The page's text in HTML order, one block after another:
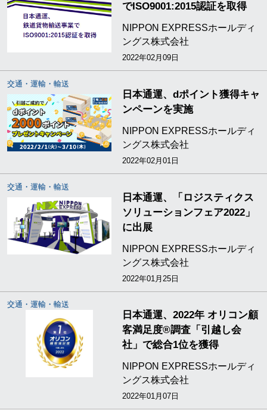
でISO9001:2015認証を取得
NIPPON EXPRESSホールディ
ングス株式会社
2022年02月09日
交通・運輸・輸送
日本通運、dポイント獲得キャ
ンペーンを実施
NIPPON EXPRESSホールディ
ングス株式会社
2022年02月01日
交通・運輸・輸送
日本通運、「ロジスティクス
ソリューションフェア2022」
に出展
NIPPON EXPRESSホールディ
ングス株式会社
2022年01月25日
交通・運輸・輸送
日本通運、2022年 オリコン顧
客満足度®調査「引越し会
社」で総合1位を獲得
NIPPON EXPRESSホールディ
ングス株式会社
2022年01月07日